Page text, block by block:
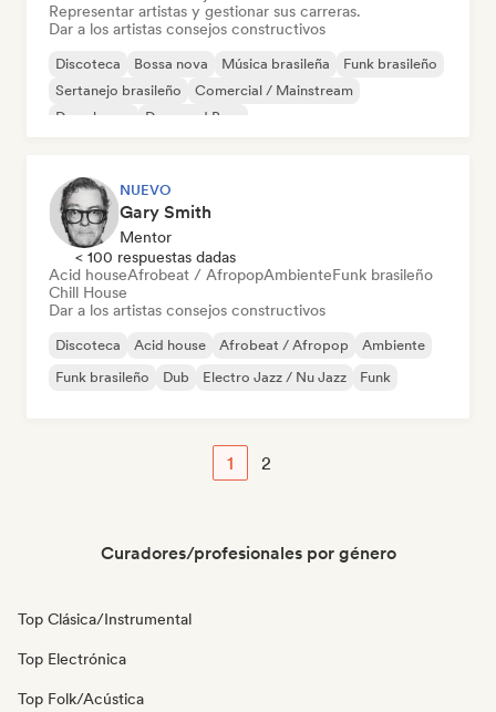
Representar artistas y gestionar sus carreras.
Dar a los artistas consejos constructivos
Discoteca Bossa nova Música brasileña
Funk brasileño
Sertanejo brasileño
Comercial / Mainstream
Deep house
Drum and Bass
NUEVO
Gary Smith
Mentor
< 100 respuestas dadas
Acid houseAfrobeat / AfropopAmbienteFunk brasileño
Chill House
Dar a los artistas consejos constructivos
Discoteca Acid house Afrobeat / Afropop
Ambiente
Funk brasileño
Dub Electro Jazz / Nu Jazz Funk
1 2
Curadores/profesionales por género
Top Clásica/Instrumental
Top Electrónica
Top Folk/Acústica